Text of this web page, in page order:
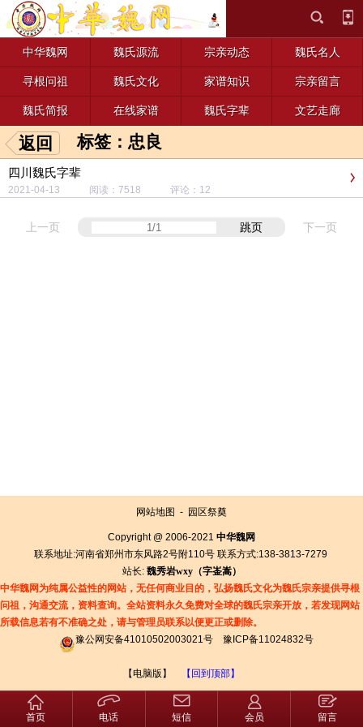
中华魏网 魏氏源流 宗亲动态 魏氏名人
寻根问祖 魏氏文化 家谱知识 宗亲留言
魏氏简报 在线家谱 魏氏字辈 文艺走廊
返回 标签：忠良
四川魏氏字辈
2021-04-13 阅读：7518 评论：12
上一页 跳页 下一页
网站地图 - 园区祭奠
Copyright @ 2006-2021 中华魏网
联系地址:河南省郑州市东风路2号附110号 联系方式:138-3813-7279
站长: 魏秀岩wxy（字崟嵩）
中华魏网为纯属公益性的网站，无任何商业目的，弘扬魏氏文化为魏氏宗亲提供寻根
问祖，沟通交流，资料查询。全站资料永久免费对全球的魏氏宗亲开放，若发现网站
所载信息若有不准确之处，请与管理员联系以便更正或删除。
豫公网安备41010502003021号
豫ICP备11024832号
【电脑版】 【回到顶部】
首页 电话 短信 会员 留言